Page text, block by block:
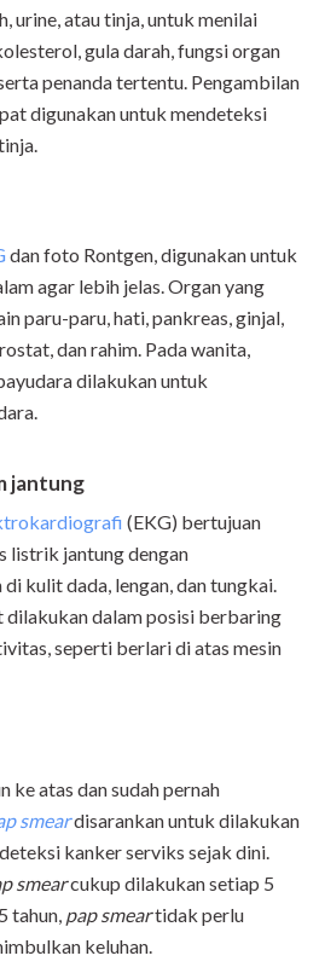
urine, atau tinja, untuk menilai
gula darah, fungsi organ
penanda tertentu. Pengambilan
digunakan untuk mendeteksi
dan foto Rontgen, digunakan untuk
agar lebih jelas. Organ yang
paru-paru, hati, pankreas, ginjal,
dan rahim. Pada wanita,
dilakukan untuk
jantung
(EKG) bertujuan
listrik jantung dengan
kulit dada, lengan, dan tungkai.
dilakukan dalam posisi berbaring
seperti berlari di atas mesin
ke atas dan sudah pernah
smeardisarankan untuk dilakukan
kanker serviks sejak dini.
smearcukup dilakukan setiap 5
tahun, pap smeartidak perlu
keluhan.